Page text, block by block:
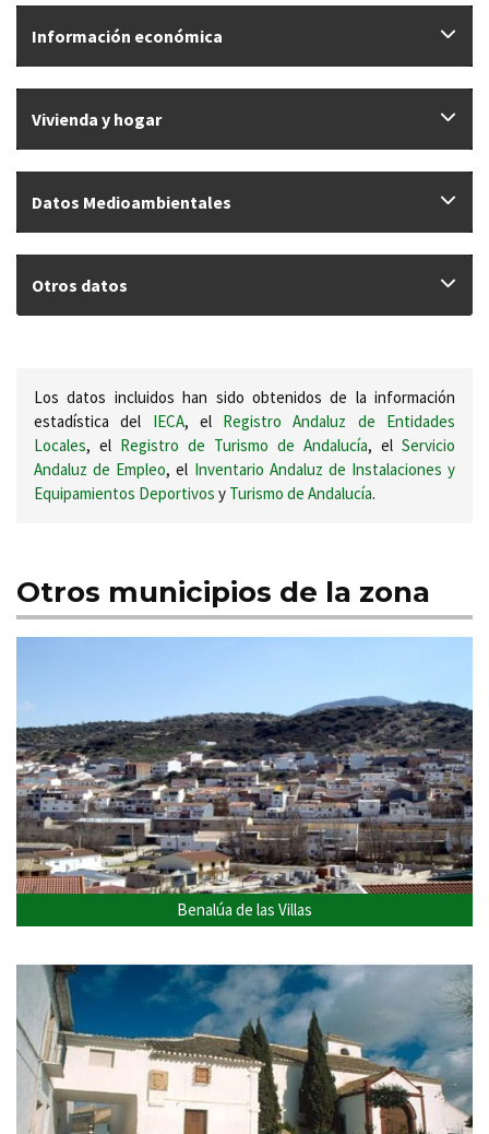
Información económica
Vivienda y hogar
Datos Medioambientales
Otros datos
Los datos incluidos han sido obtenidos de la información
estadística del IECA, el Registro Andaluz de Entidades
Locales, el Registro de Turismo de Andalucía, el Servicio
Andaluz de Empleo, el Inventario Andaluz de Instalaciones y
Equipamientos Deportivos y Turismo de Andalucía.
Otros municipios de la zona
Benalúa de las Villas